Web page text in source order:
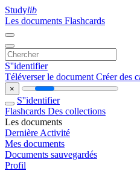
Studylib
Les documents Flashcards
S''identifier
Téléverser le document Créer des
×
S''identifier
Flashcards Des collections
Les documents
Dernière Activité
Mes documents
Documents sauvegardés
Profil